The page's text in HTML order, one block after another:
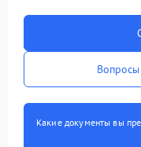
Какие документы вы